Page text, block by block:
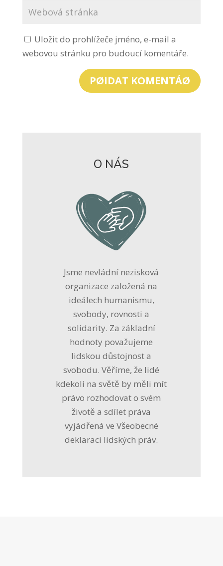
Uložit do prohlížeče jméno, e-mail a
webovou stránku pro budoucí komentáře.
PØIDAT KOMENTÁØ
O NÁS
Jsme nevládní nezisková
organizace založená na
ideálech humanismu,
svobody, rovnosti a
solidarity. Za základní
hodnoty považujeme
lidskou důstojnost a
svobodu. Věříme, že lidé
kdekoli na světě by měli mít
právo rozhodovat o svém
životě a sdílet práva
vyjádřená ve Všeobecné
deklaraci lidských práv.